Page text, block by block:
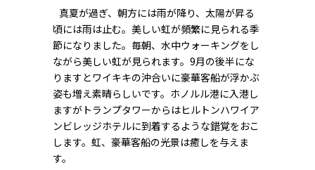
真夏が過ぎ、朝方には雨が降り、太陽が昇る
頃には雨は止む。美しい虹が頻繁に見られる季
節になりました。毎朝、水中ウォーキングをし
ながら美しい虹が見られます。9月の後半にな
りますとワイキキの沖合いに豪華客船が浮かぶ
姿も増え素晴らしいです。ホノルル港に入港し
ますがトランプタワーからはヒルトンハワイア
ンビレッジホテルに到着するような錯覚をおこ
します。虹、豪華客船の光景は癒しを与えま
す。